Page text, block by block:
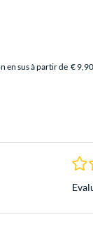
en sus à partir de € 9,90